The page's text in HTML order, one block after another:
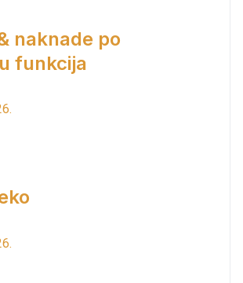
naknade po
funkcija